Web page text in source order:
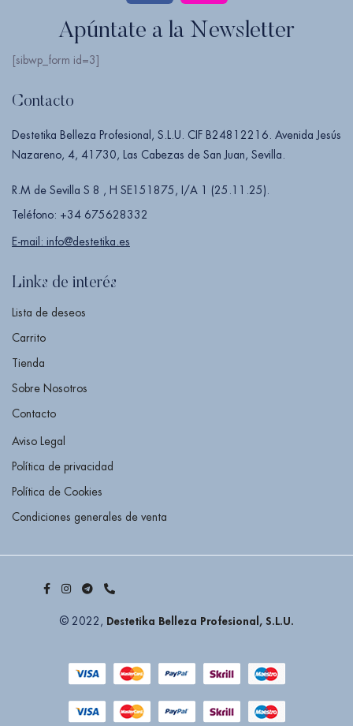
Apúntate a la Newsletter
[sibwp_form id=3]
Contacto
Destetika Belleza Profesional, S.L.U. CIF B24812216. Avenida Jesús
Nazareno, 4, 41730, Las Cabezas de San Juan, Sevilla.
R.M de Sevilla S 8 , H SE151875, I/A 1 (25.11.25).
Teléfono: +34 675628332
E-mail: info@destetika.es
Links de interés
Lista de deseos
Carrito
Tienda
Sobre Nosotros
Contacto
Aviso Legal
Política de privacidad
Política de Cookies
Condiciones generales de venta
© 2022, Destetika Belleza Profesional, S.L.U.